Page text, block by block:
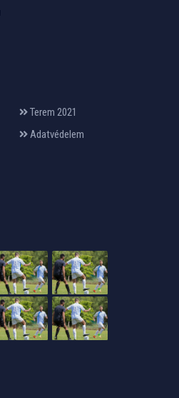
Terem 2021
Adatvédelem